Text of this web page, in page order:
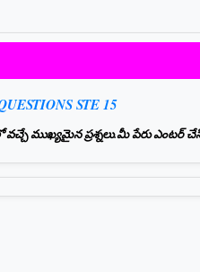
STE 15
వచ్చే ముఖ్యమైన ప్రశ్నలు.మీ పేరు ఎంటర్